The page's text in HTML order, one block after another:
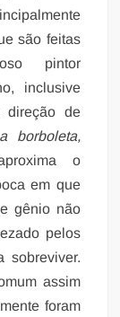
são feitas
pintor
inclusive
direção de
borboleta,
o
em que
gênio não
pelos
sobreviver.
assim
foram